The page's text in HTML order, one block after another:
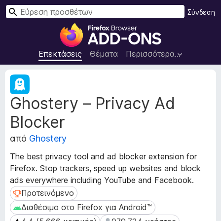
Π
ρ
ό
σ
τ
α
γ
ρ
ά
μ
α
Επεκτάσεις Θέματα Περισσότερα…
Σύνδεση
Α
σ
Ghostery – Privacy Ad
Blocker
από Ghostery
The best privacy tool and ad blocker extension for
Firefox. Stop trackers, speed up websites and block
ads everywhere including YouTube and Facebook.
Προτεινόμενο
Προτεινόμενο
Διαθέσιμο στο Firefox για Android™
Διαθέσιμο στο Firefox για Android™
Μ
ε
τ
α
δ
ε
δ
ο
μ
έ
ν
α
ε
π